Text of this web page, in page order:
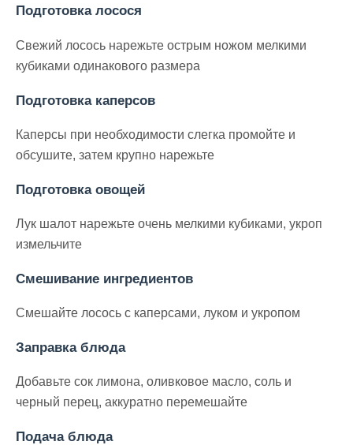
Подготовка лосося
Свежий лосось нарежьте острым ножом мелкими
кубиками одинакового размера
Подготовка каперсов
Каперсы при необходимости слегка промойте и
обсушите, затем крупно нарежьте
Подготовка овощей
Лук шалот нарежьте очень мелкими кубиками, укроп
измельчите
Смешивание ингредиентов
Смешайте лосось с каперсами, луком и укропом
Заправка блюда
Добавьте сок лимона, оливковое масло, соль и
черный перец, аккуратно перемешайте
Подача блюда